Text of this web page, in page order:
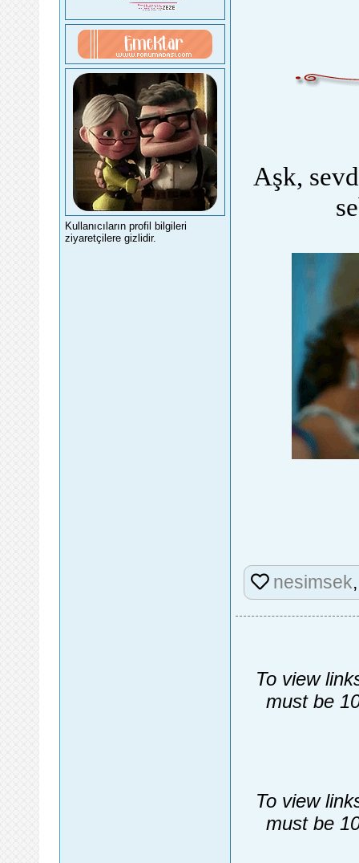
Kullanıcıların profil bilgileri
ziyaretçilere gizlidir.
Aşk,
nesimsek
To view
must be
To view
must be